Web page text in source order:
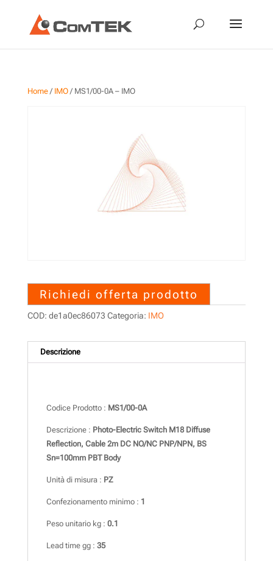
Home/ IMO/ MS1/00-0A – IMO
Richiedi offerta prodotto
COD: de1a0ec86073 Categoria: IMO
Descrizione
Codice Prodotto : MS1/00-0A
Descrizione : Photo-Electric Switch M18 Diffuse
Reflection, Cable 2m DC NO/NC PNP/NPN, BS
Sn=100mm PBT Body
Unità di misura : PZ
Confezionamento minimo : 1
Peso unitario kg : 0.1
Lead time gg : 35